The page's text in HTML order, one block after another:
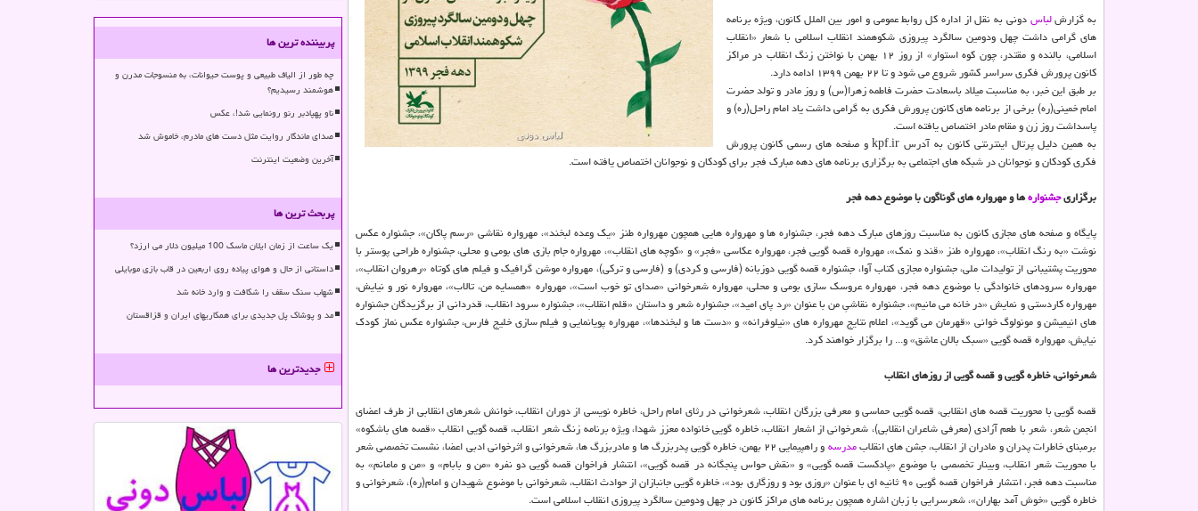
به گزارشلباسدونی به نقل از اداره کل روابط عمومی و امور بین الملل کانون، ویژه برنامه
های گرامی داشت چهل ودومین سالگرد پیروزی شکوهمند انقلاب اسلامی با شعار «انقلاب
اسلامی، بالنده و مقتدر، چون کوه استوار» از روز ۱۲ بهمن با نواختن زنگ انقلاب در مراکز
کانون پرورش فکری سراسر کشور شروع می شود و تا ۲۲ بهمن ۱۳۹۹ ادامه دارد.
بر طبق این خبر، به مناسبت میلاد باسعادت حضرت فاطمه زهرا(س) و روز مادر و تولد حضرت
امام خمینی(ره) برخی از برنامه های کانون پرورش فکری به گرامی داشت یاد امام راحل(ره) و
پاسداشت روز زن و مقام مادر اختصاص یافته است.
به همین دلیل پرتال اینترنتی کانون به آدرس kpf.ir و صفحه های رسمی کانون پرورش
فکری کودکان و نوجوانان در شبکه های اجتماعی به برگزاری برنامه های دهه مبارک فجر برای کودکان و نوجوانان اختصاص یافته است.
برگزاریجشنوارهها و مهرواره های گوناگون با موضوع دهه فجر
پایگاه و صفحه های مجازی کانون به مناسبت روزهای مبارک دهه فجر، جشنواره ها و مهرواره هایی همچون مهرواره طنز «یک وعده لبخند»، مهرواره نقاشی «رسم پاکان»، جشنواره عکس
نوشت «به رنگ انقلاب»، مهرواره طنز «قند و نمک»، مهرواره قصه گویی فجر، مهرواره عکاسی «فجر» و «کوچه های انقلاب»، مهرواره جام بازی های بومی و محلی، جشنواره طراحی پوستر با
محوریت پشتیبانی از تولیدات ملی، جشنواره مجازی کتاب آوا، جشنواره قصه گویی دوزبانه (فارسی و کردی) و (فارسی و ترکی)، مهرواره موشن گرافیک و فیلم های کوتاه «رهروان انقلاب»،
مهرواره سرودهای خانوادگی با موضوع دهه فجر، مهرواره عروسک سازی بومی و محلی، مهرواره شعرخوانی «صدای تو خوب است»، مهرواره «همسایه من، تالاب»، مهرواره نور و نیایش،
مهرواره کاردستی و نمایش «در خانه می مانیم»، جشنواره نقاشیِ من با عنوان «رد پای امید»، جشنواره شعر و داستان «قلم انقلاب»، جشنواره سرود انقلاب، قدردانی از برگزیدگان جشنواره
های انیمیشن و مونولوگ خوانی «قهرمان می گوید»، اعلام نتایج مهرواره های «نیلوفرانه» و «دست ها و لبخندها»، مهرواره پویانمایی و فیلم سازی خلیج فارس، جشنواره عکس نماز کودک
نیایش، مهرواره قصه گویی «سبک بالان عاشق» و... را برگزار خواهند کرد.
شعرخوانی، خاطره گویی و قصه گویی از روزهای انقلاب
قصه گویی با محوریت قصه های انقلابی، قصه گویی حماسی و معرفی بزرگان انقلاب، شعرخوانی در رثای امام راحل، خاطره نویسی از دوران انقلاب، خوانش شعرهای انقلابی از طرف اعضای
انجمن شعر، شعر با طعم آزادی (معرفی شاعران انقلابی)، شعرخوانی از اشعار انقلاب، خاطره گویی خانواده معزز شهدا، ویژه برنامه زنگ شعر انقلاب، قصه گویی انقلاب «قصه های باشکوه»
برمبنای خاطرات پدران و مادران از انقلاب، جشن های انقلابمدرسه
و راهپیمایی ۲۲ بهمن، خاطره گویی پدربزرگ ها و مادربزرگ ها، شعرخوانی و اثرخوانی ادبی اعضا، نشست تخصصی شعر
با محوریت شعر انقلاب، وبینار تخصصی با موضوع «پادکست قصه گویی» و «نقش حواس پنجگانه در قصه گویی»، انتشار فراخوان قصه گویی دو نفره «من و بابام» و «من و مامانم» به
مناسبت دهه فجر، انتشار فراخوان قصه گویی ۹۰ ثانیه ای با عنوان «روزی بود و روزگاری بود»، خاطره گویی جانبازان از حوادث انقلاب، شعرخوانی با موضوع شهیدان و امام(ره)، شعرخوانی و
خاطره گویی «خوش آمد بهاران»، شعرسرایی با زبان اشاره همچون برنامه های مراکز کانون در چهل ودومین سالگرد پیروزی انقلاب اسلامی است.
پربیننده ترین ها
چه طور از الیاف طبیعی و پوست حیوانات، به منسوجات مدرن و
هوشمند رسیدیم؟
ناو پهپادبر رنو رونمایی شد!، عکس
صدای ماندگار روایت مثل دست های مادرم، خاموش شد
آخرین وضعیت اینترنت
پربحث ترین ها
یک ساعت از زمان ایلان ماسک 100 میلیون دلار می ارزد؟
داستانی از حال و هوای پیاده روی اربعین در قاب بازی موبایلی
شهاب سنگ سقف را شکافت و وارد خانه شد
مد و پوشاک پل جدیدی برای همکاریهای ایران و قزاقستان
جدیدترین ها